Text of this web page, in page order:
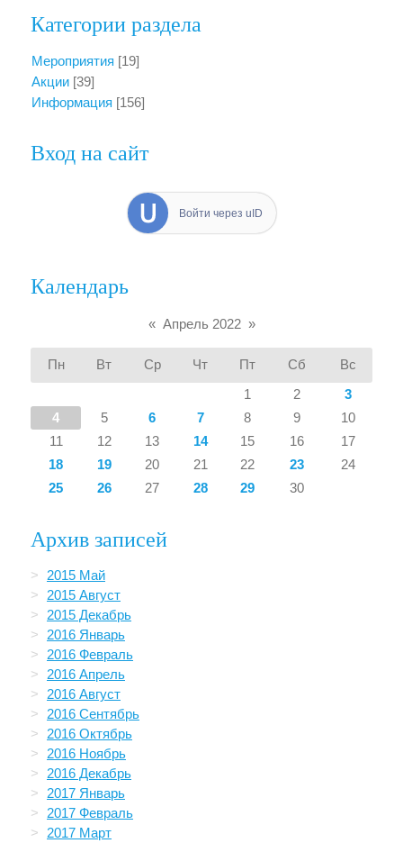
Категории раздела
Мероприятия [19]
Акции [39]
Информация [156]
Вход на сайт
Войти через uID
Календарь
« Апрель 2022 »
Пн Вт Ср Чт Пт Сб
Вс
1
2
3
4
5 6 7 8 9
10
11
12 13 14 15 16
17
18
19 20 21 22 23
24
25
26 27 28 29 30
Архив записей
2015 Май
2015 Август
2015 Декабрь
2016 Январь
2016 Февраль
2016 Апрель
2016 Август
2016 Сентябрь
2016 Октябрь
2016 Ноябрь
2016 Декабрь
2017 Январь
2017 Февраль
2017 Март